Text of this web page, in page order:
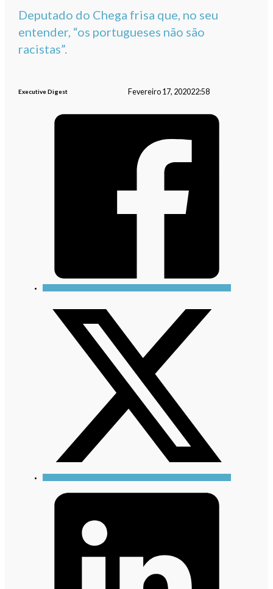
Deputado do Chega frisa que, no seu
entender, “os portugueses não são
racistas”.
Executive Digest Fevereiro 17, 202022:58